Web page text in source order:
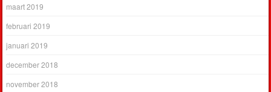
maart 2019
februari 2019
januari 2019
december 2018
november 2018